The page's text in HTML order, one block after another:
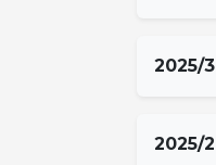
2025/3
2025/2